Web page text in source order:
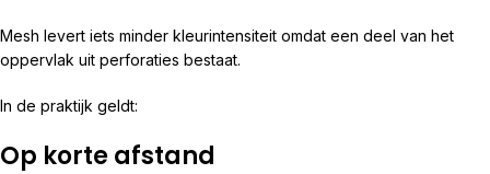
Mesh levert iets minder kleurintensiteit omdat een deel van het
oppervlak uit perforaties bestaat.
In de praktijk geldt:
Op korte afstand